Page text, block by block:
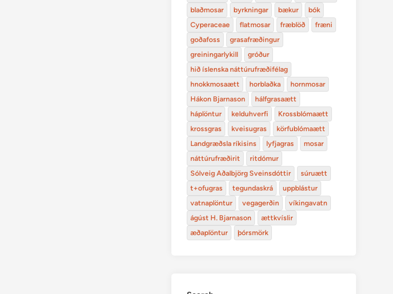
blaðmosar
byrkningar bækur
bók
Cyperaceae
flatmosar fræblöð
fræni
goðafoss
grasafræðingur
greiningarlykill
gróður
hið íslenska náttúrufræðifélag
hnokkmosaætt
horblaðka
hornmosar
Hákon Bjarnason
hálfgrasaætt
háplöntur
kelduhverfi
Krossblómaætt
krossgras
kveisugras
körfublómaætt
Landgræðsla ríkisins
lyfjagras
mosar
náttúrufræðirit
ritdómur
Sólveig Aðalbjörg Sveinsdóttir
súruætt
t+ofugras
tegundaskrá
uppblástur
vatnaplöntur
vegagerðin
víkingavatn
ágúst H. Bjarnason
ættkvíslir
æðaplöntur
þórsmörk